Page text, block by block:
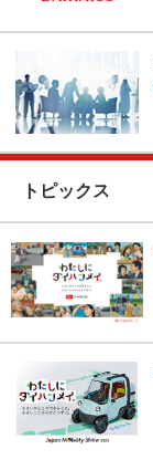
トピックス